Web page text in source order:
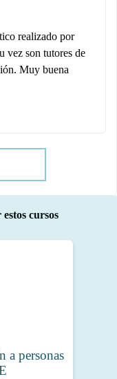
realizado por
vez son tutores de
Muy buena
cursos
a personas